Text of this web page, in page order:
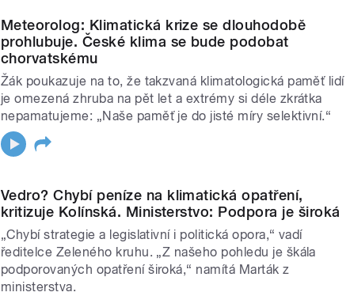
Meteorolog: Klimatická krize se dlouhodobě
prohlubuje. České klima se bude podobat
chorvatskému
Žák poukazuje na to, že takzvaná klimatologická paměť lidí
je omezená zhruba na pět let a extrémy si déle zkrátka
nepamatujeme: „Naše paměť je do jisté míry selektivní.“
Vedro? Chybí peníze na klimatická opatření,
kritizuje Kolínská. Ministerstvo: Podpora je široká
„Chybí strategie a legislativní i politická opora,“ vadí
ředitelce Zeleného kruhu. „Z našeho pohledu je škála
podporovaných opatření široká,“ namítá Marták z
ministerstva.